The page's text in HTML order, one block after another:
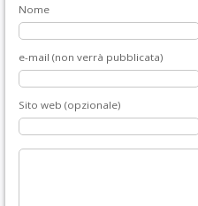
Nome
e-mail (non verrà pubblicata)
Sito web (opzionale)